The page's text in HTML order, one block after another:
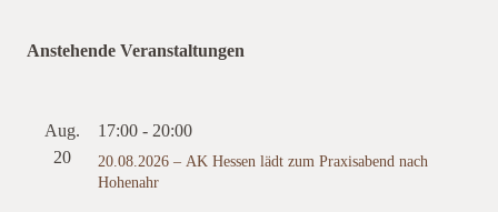
Anstehende Veranstaltungen
Aug.
20
17:00-20:00
20.08.2026 – AK Hessen lädt zum Praxisabend nach
Hohenahr